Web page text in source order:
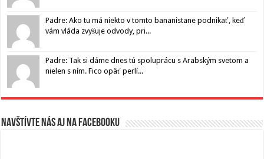
Padre: Ako tu má niekto v tomto bananistane podnikať, keď
vám vláda zvyšuje odvody, pri...
Padre: Tak si dáme dnes tú spoluprácu s Arabským svetom a
nielen s ním. Fico opäť perlí...
Navštívte nás aj na Facebooku